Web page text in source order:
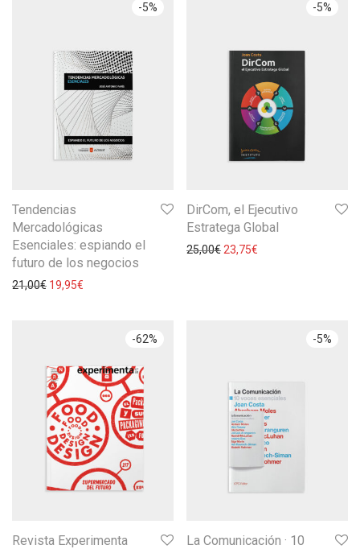
-5%
Tendencias
Mercadológicas
Esenciales: espiando el
futuro de los negocios
21,00€ 19,95€
-5%
DirCom, el Ejecutivo
Estratega Global
25,00€ 23,75€
-62%
Revista Experimenta
-5%
La Comunicación · 10